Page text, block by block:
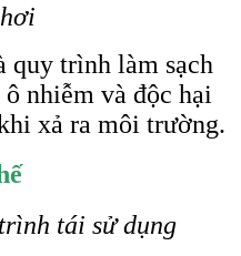
quy trình làm sạch
nhiễm và độc hại
xả ra môi trường.
tái sử dụng